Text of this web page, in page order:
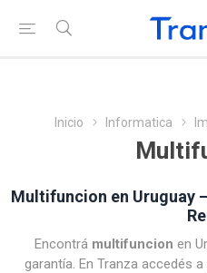
Inicio Informatica
Multifuncion en Uruguay
Encontrá multifuncion en
garantía. En Tranza accedés